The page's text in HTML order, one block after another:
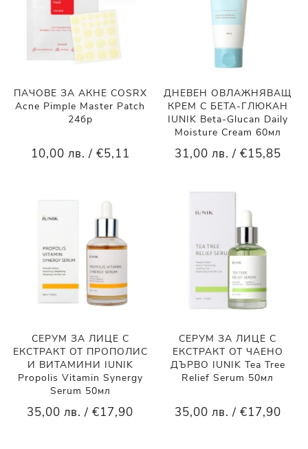
ПАЧОВЕ ЗА АКНЕ COSRX
Acne Pimple Master Patch
24бр
10,00 лв. / €5,11
ДНЕВЕН ОВЛАЖНЯВАЩ
КРЕМ С БЕТА-ГЛЮКАН
IUNIK Beta-Glucan Daily
Moisture Cream 60мл
31,00 лв. / €15,85
СЕРУМ ЗА ЛИЦЕ С
ЕКСТРАКТ ОТ ПРОПОЛИС
И ВИТАМИНИ IUNIK
Propolis Vitamin Synergy
Serum 50мл
35,00 лв. / €17,90
СЕРУМ ЗА ЛИЦЕ С
ЕКСТРАКТ ОТ ЧАЕНО
ДЪРВО IUNIK Tea Tree
Relief Serum 50мл
35,00 лв. / €17,90